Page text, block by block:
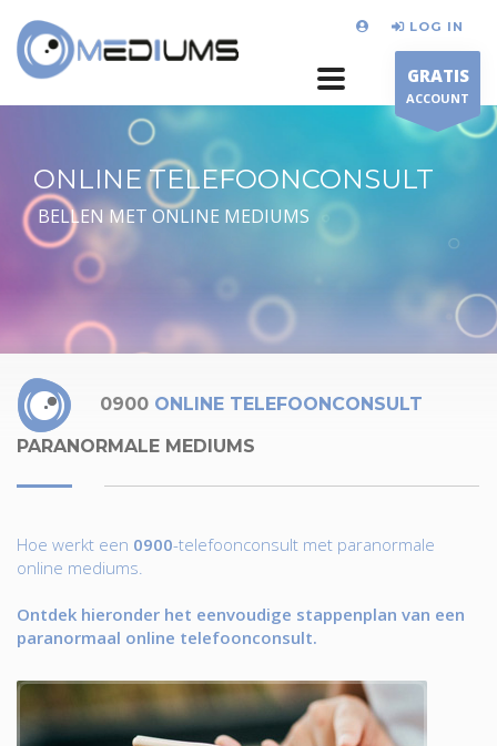
LOG IN
GRATIS
ACCOUNT
ONLINE TELEFOONCONSULT
BELLEN MET ONLINE MEDIUMS
0900 ONLINE TELEFOONCONSULT
PARANORMALE MEDIUMS
Hoe werkt een 0900-telefoonconsult met paranormale
online mediums.
Ontdek hieronder het eenvoudige stappenplan van een
paranormaal online telefoonconsult.